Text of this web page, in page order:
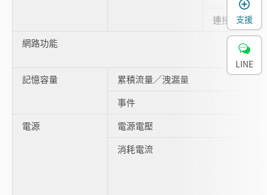
連接器
網路功能
記憶容量
累積流量／洩漏量
事件
電源
電源電壓
消耗電流
支援
LINE